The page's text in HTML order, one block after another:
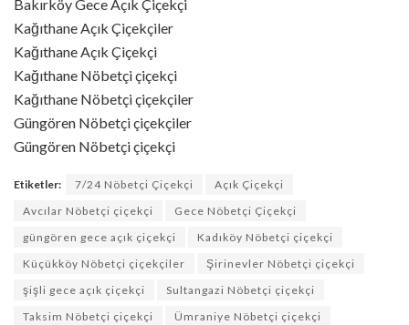
Bakırköy Gece Açık Çiçekçi
Kağıthane Açık Çiçekçiler
Kağıthane Açık Çiçekçi
Kağıthane Nöbetçi çiçekçi
Kağıthane Nöbetçi çiçekçiler
Güngören Nöbetçi çiçekçiler
Güngören Nöbetçi çiçekçi
Etiketler: 7/24 Nöbetçi Çiçekçi
Açık Çiçekçi
Avcılar Nöbetçi çiçekçi
Gece Nöbetçi Çiçekçi
güngören gece açık çiçekçi
Kadıköy Nöbetçi çiçekçi
Küçükköy Nöbetçi çiçekçiler
Şirinevler Nöbetçi çiçekçi
şişli gece açık çiçekçi
Sultangazi Nöbetçi çiçekçi
Taksim Nöbetçi çiçekçi
Ümraniye Nöbetçi çiçekçi